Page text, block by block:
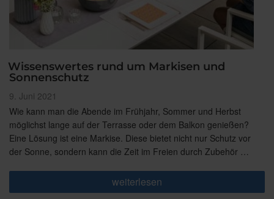
Wissenswertes rund um Markisen und
Sonnenschutz
Veröffentlicht
am
9. Juni 2021
Wie kann man die Abende im Frühjahr, Sommer und Herbst
möglichst lange auf der Terrasse oder dem Balkon genießen?
Eine Lösung ist eine Markise. Diese bietet nicht nur Schutz vor
der Sonne, sondern kann die Zeit im Freien durch Zubehör …
„Wissenswertes
rund
weiterlesen